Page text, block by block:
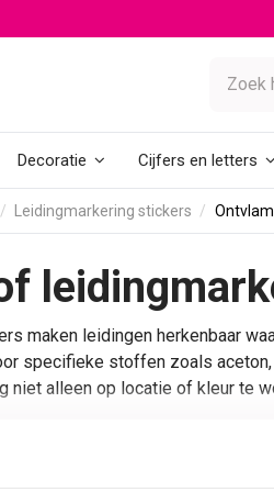
Decoratie Cijfers en letters
Leidingmarkering stickers
maken leidingen herkenbaar
specifieke stoffen zoals
niet alleen op locatie of kleur te